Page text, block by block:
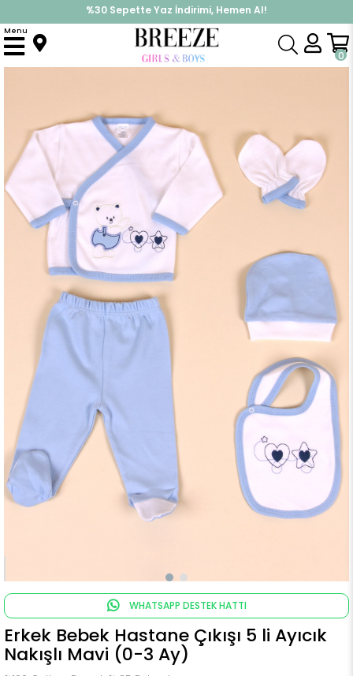
%30 Sepette Yaz İndirimi, Hemen Al!
İndirimlere ek %10 İndirimi Kap, Hemen Üye Ol!
0
Menu
Anasayfa Hastane Çıkışı
WHATSAPP DESTEK HATTI
Erkek Bebek Hastane Çıkışı 5 li Ayıcık
Nakışlı Mavi (0-3 Ay)